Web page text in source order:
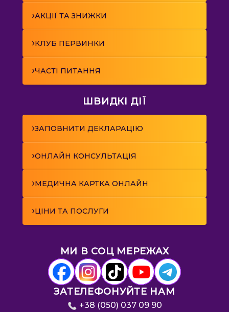
›АКЦІЇ ТА ЗНИЖКИ
›КЛУБ ПЕРВИНКИ
›ЧАСТІ ПИТАННЯ
ШВИДКІ ДІЇ
›ЗАПОВНИТИ ДЕКЛАРАЦІЮ
›ОНЛАЙН КОНСУЛЬТАЦІЯ
›МЕДИЧНА КАРТКА ОНЛАЙН
›ЦІНИ ТА ПОСЛУГИ
МИ В СОЦ МЕРЕЖАХ
ЗАТЕЛЕФОНУЙТЕ НАМ
+38 (050) 037 09 90